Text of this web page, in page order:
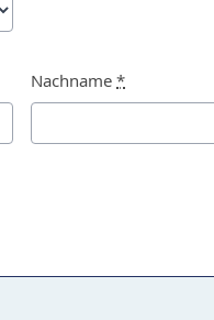
Nachname *